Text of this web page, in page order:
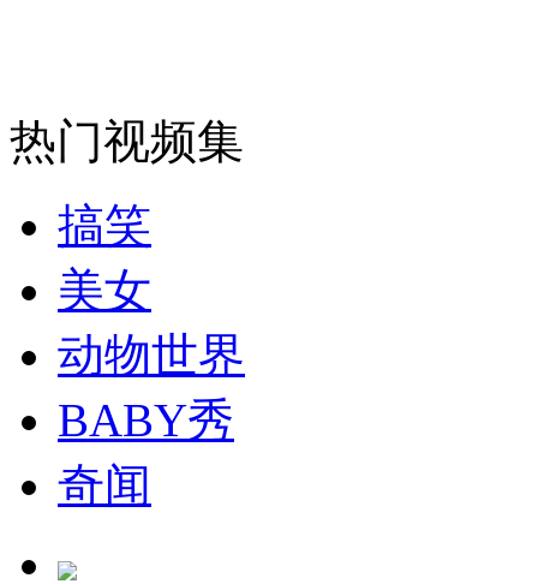
安徽一实载49人客车翻车
走！跟着总书记去植树
消防员救轻生者 花炮节热闹非凡
热门视频集
搞笑
美女
动物世界
BABY秀
奇闻